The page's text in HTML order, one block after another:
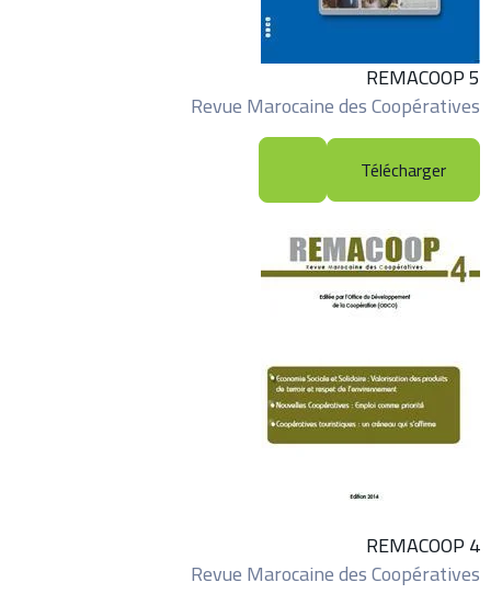
REMACOOP 5
Revue Marocaine des Coopératives
Télécharger
REMACOOP 4
Revue Marocaine des Coopératives